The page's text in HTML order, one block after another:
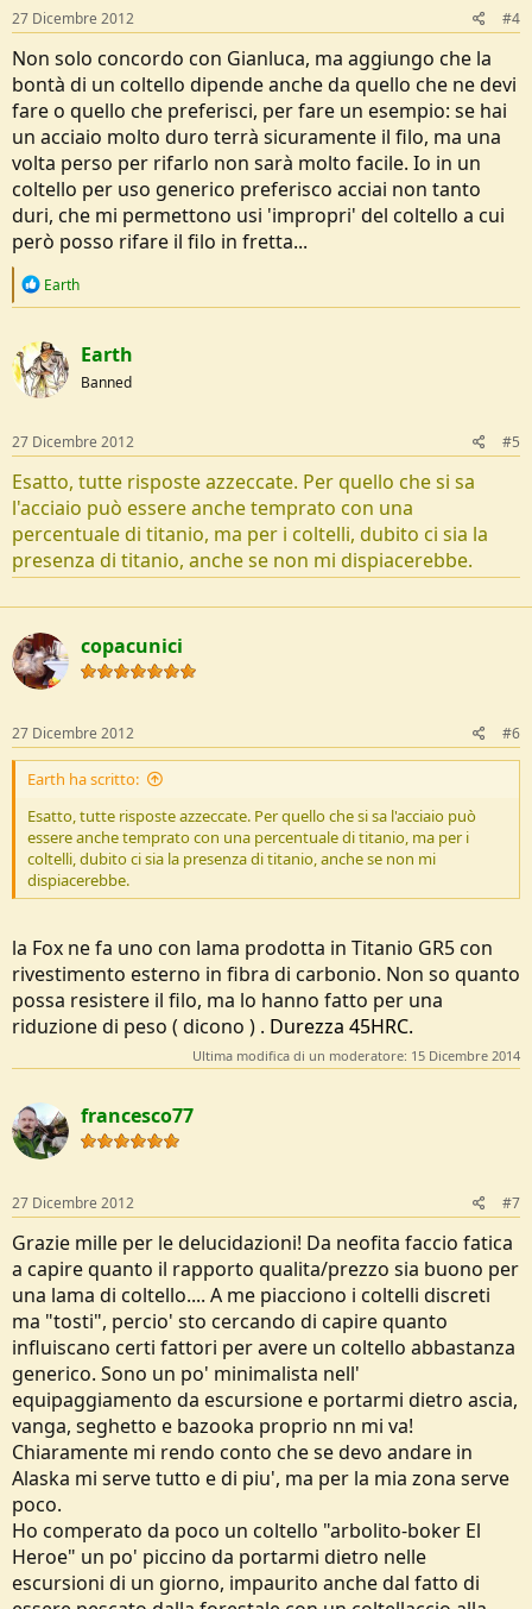
s
:
27 Dicembre 2012 #4
Non solo concordo con Gianluca, ma aggiungo che la
bontà di un coltello dipende anche da quello che ne devi
fare o quello che preferisci, per fare un esempio: se hai
un acciaio molto duro terrà sicuramente il filo, ma una
volta perso per rifarlo non sarà molto facile. Io in un
coltello per uso generico preferisco acciai non tanto
duri, che mi permettono usi 'impropri' del coltello a cui
però posso rifare il filo in fretta...
R
c
t
i
o
s
:
Earth
Earth
Banned
27 Dicembre 2012 #5
Esatto, tutte risposte azzeccate. Per quello che si sa
l'acciaio può essere anche temprato con una
percentuale di titanio, ma per i coltelli, dubito ci sia la
presenza di titanio, anche se non mi dispiacerebbe.
copacunici
27 Dicembre 2012 #6
Earth ha scritto:
Esatto, tutte risposte azzeccate. Per quello che si sa l'acciaio può
essere anche temprato con una percentuale di titanio, ma per i
coltelli, dubito ci sia la presenza di titanio, anche se non mi
dispiacerebbe.
la Fox ne fa uno con lama prodotta in Titanio GR5 con
rivestimento esterno in fibra di carbonio. Non so quanto
possa resistere il filo, ma lo hanno fatto per una
riduzione di peso ( dicono ) . Durezza 45HRC.
Ultima modifica di un moderatore: 15 Dicembre 2014
francesco77
27 Dicembre 2012 #7
Grazie mille per le delucidazioni! Da neofita faccio fatica
a capire quanto il rapporto qualita/prezzo sia buono per
una lama di coltello.... A me piacciono i coltelli discreti
ma "tosti", percio' sto cercando di capire quanto
influiscano certi fattori per avere un coltello abbastanza
generico. Sono un po' minimalista nell'
equipaggiamento da escursione e portarmi dietro ascia,
vanga, seghetto e bazooka proprio nn mi va!
Chiaramente mi rendo conto che se devo andare in
Alaska mi serve tutto e di piu', ma per la mia zona serve
poco.
Ho comperato da poco un coltello "arbolito-boker El
Heroe" un po' piccino da portarmi dietro nelle
escursioni di un giorno, impaurito anche dal fatto di